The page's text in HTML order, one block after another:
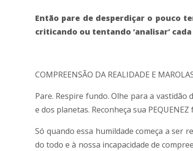
Então pare de desperdiçar o pouco
criticando ou tentando ‘analisar’
COMPREENSÃO DA REALIDADE E
Pare. Respire fundo. Olhe para a vastidão
e dos planetas. Reconheça sua
Só quando essa humildade começa a ser
do todo e à nossa incapacidade de